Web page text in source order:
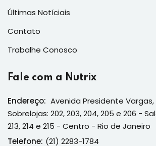
Últimas Notíciais
Contato
Trabalhe Conosco
Fale com a Nutrix
Endereço: Avenida Presidente
Sobrelojas: 202, 203, 204, 205 e 206 -
213, 214 e 215 - Centro - Rio de Janeiro
Telefone: (21) 2283-1784